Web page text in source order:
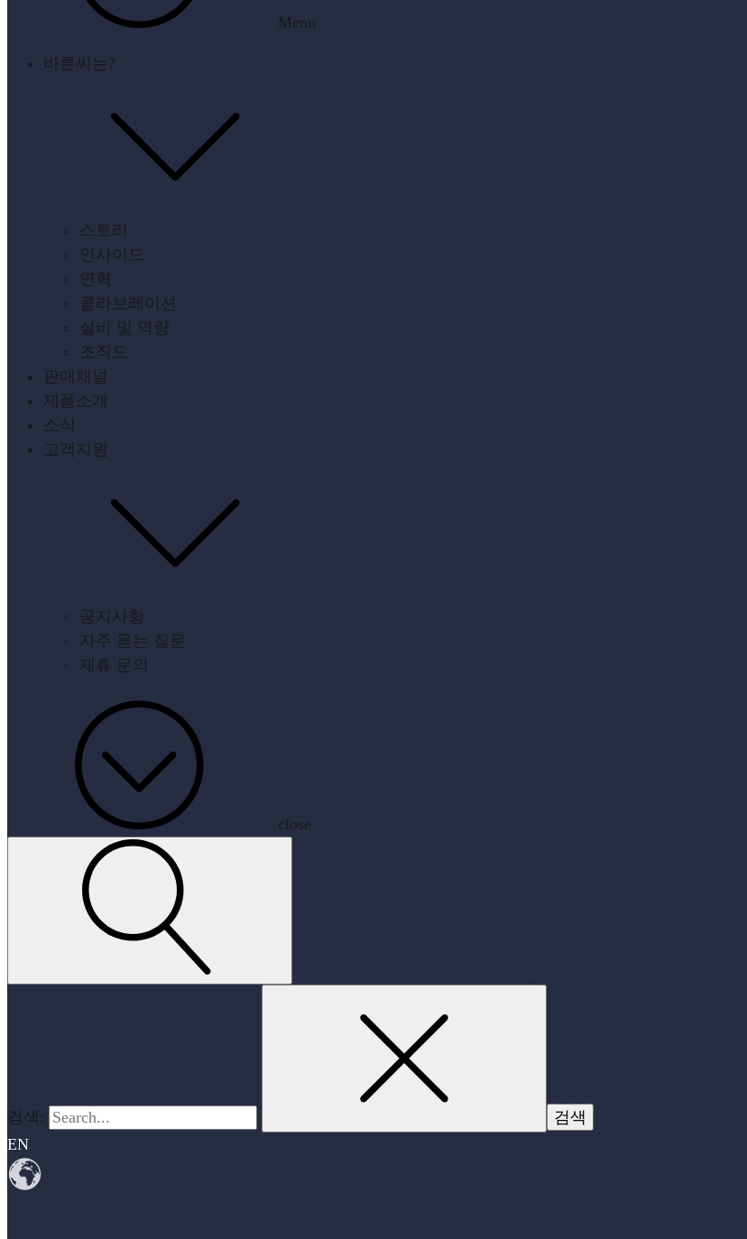
Menu
바른씨는?
스토리
인사이드
연혁
콜라보레이션
설비 및 역량
조직도
판매채널
제품소개
소식
고객지원
공지사항
자주 묻는 질문
제휴 문의
close
검색:
EN